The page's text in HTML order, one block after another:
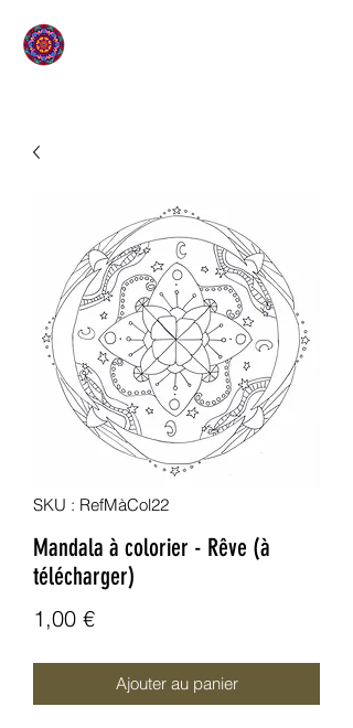
SKU : RefMàCol22
Mandala à colorier - Rêve (à
télécharger)
1,00 €Prix
Ajouter au panier